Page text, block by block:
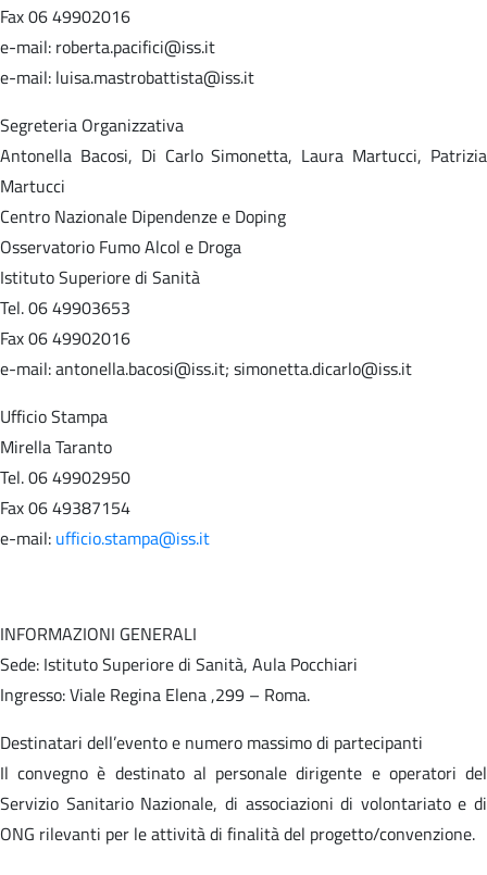
Fax 06 49902016
e-mail: roberta.pacifici@iss.it
e-mail: luisa.mastrobattista@iss.it
Segreteria Organizzativa
Antonella Bacosi, Di Carlo Simonetta, Laura Martucci, Patrizia
Martucci
Centro Nazionale Dipendenze e Doping
Osservatorio Fumo Alcol e Droga
Istituto Superiore di Sanità
Tel. 06 49903653
Fax 06 49902016
e-mail: antonella.bacosi@iss.it; simonetta.dicarlo@iss.it
Ufficio Stampa
Mirella Taranto
Tel. 06 49902950
Fax 06 49387154
e-mail: ufficio.stampa@iss.it
INFORMAZIONI GENERALI
Sede: Istituto Superiore di Sanità, Aula Pocchiari
Ingresso: Viale Regina Elena ,299 – Roma.
Destinatari dell’evento e numero massimo di partecipanti
Il convegno è destinato al personale dirigente e operatori del
Servizio Sanitario Nazionale, di associazioni di volontariato e di
ONG rilevanti per le attività di finalità del progetto/convenzione.